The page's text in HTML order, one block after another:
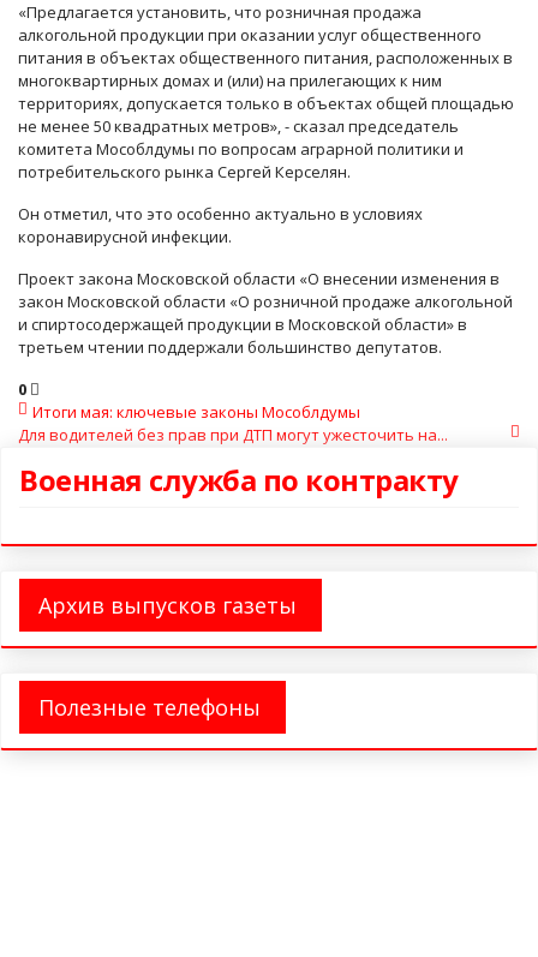
«Предлагается установить, что розничная продажа
алкогольной продукции при оказании услуг общественного
питания в объектах общественного питания, расположенных в
многоквартирных домах и (или) на прилегающих к ним
территориях, допускается только в объектах общей площадью
не менее 50 квадратных метров», - сказал председатель
комитета Мособлдумы по вопросам аграрной политики и
потребительского рынка Сергей Керселян.
Он отметил, что это особенно актуально в условиях
коронавирусной инфекции.
Проект закона Московской области «О внесении изменения в
закон Московской области «О розничной продаже алкогольной
и спиртосодержащей продукции в Московской области» в
третьем чтении поддержали большинство депутатов.
0
Итоги мая: ключевые законы Мособлдумы
Для водителей без прав при ДТП могут ужесточить на...
Военная служба по контракту
Архив выпусков газеты
Полезные телефоны